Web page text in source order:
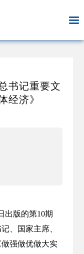
书记重要文
经济》
版的第10期
、国家主席、
强做优做大实